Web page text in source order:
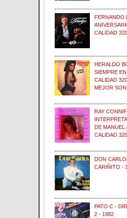
FERNANDO
CALIDAD
HERALDO
SIEMPRE
CALIDAD
MEJOR
RAY
DE
CALIDAD
DON
CARIÑITO -
PATO C -
2 - 1982